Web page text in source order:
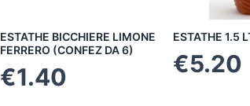
ESTATHE BICCHIERE LIMONE
FERRERO (CONFEZ DA 6)
€1.40
ESTATHE 1.5
€5.20